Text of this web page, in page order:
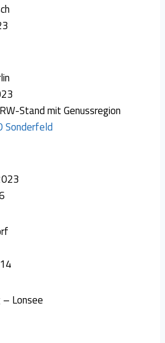
Stand mit Genussregion
Sonderfeld
– Lonsee